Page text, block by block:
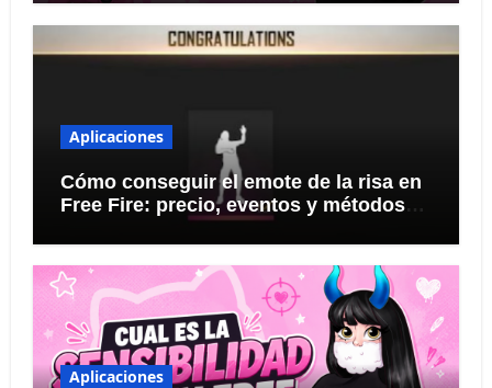
Aplicaciones
Cómo conseguir el emote de la risa en
Free Fire: precio, eventos y métodos
Aplicaciones